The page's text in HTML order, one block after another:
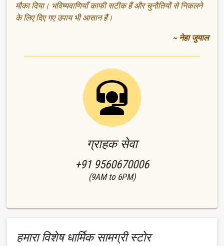
मौका दिया। भविष्यवाणियाँ काफी सटीक हैं और चुनौतियों से निकलने
के लिए दिए गए उपाय भी आसान हैं।
~ नेहा जुयाल
ग्राहक सेवा
+91 9560670006
(9AM to 6PM)
हमारा विशेष धार्मिक सामग्री स्टोर